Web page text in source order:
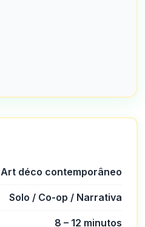
Art déco contemporâneo
Solo / Co-op / Narrativa
8 – 12 minutos